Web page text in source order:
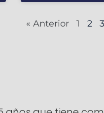
« Anterior 1 2 3